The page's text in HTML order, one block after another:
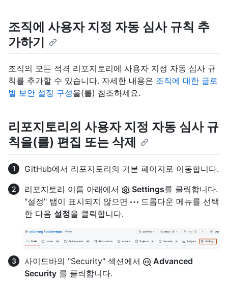
조직에 사용자 지정 자동 심사 규칙 추
가하기
조직의 모든 적격 리포지토리에 사용자 지정 자동 심사 규
칙를 추가할 수 있습니다. 자세한 내용은 조직에 대한 글로
벌 보안 설정 구성을(를) 참조하세요.
리포지토리의 사용자 지정 자동 심사 규
칙을(를) 편집 또는 삭제
GitHub에서 리포지토리의 기본 페이지로 이동합니다.
리포지토리 이름 아래에서
Settings를 클릭합니다.
"설정" 탭이 표시되지 않으면
드롭다운 메뉴를 선택
한 다음 설정을 클릭합니다.
사이드바의 "Security" 섹션에서
Advanced
Security 를 클릭합니다.